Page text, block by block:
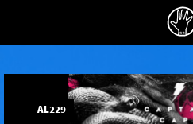
AL229